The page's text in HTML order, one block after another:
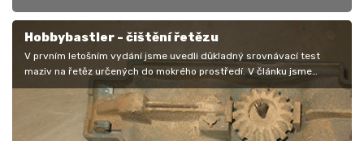
Hobbybastler - čištění řetězu
V prvním letošním vydání jsme uvedli důkladný srovnávací test
maziv na řetěz určených do mokrého prostředí. V článku jsme
samozřejmě…